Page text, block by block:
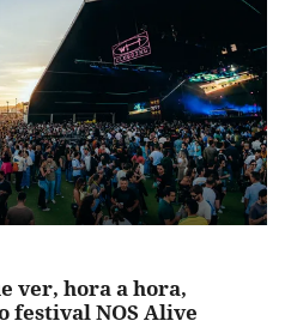
ver, hora a hora,
festival NOS Alive